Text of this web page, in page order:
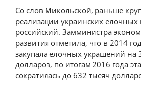
Со слов Микольской, раньше
реализации украинских елочных
российский. Замминистра
развития отметила, что в 2014
закупала елочных украшений на
долларов, по итогам 2016 года
сократилась до 632 тысяч